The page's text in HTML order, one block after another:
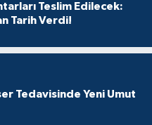
Teslim Edilecek:
Tarih Verdi!
Tedavisinde Yeni Umut